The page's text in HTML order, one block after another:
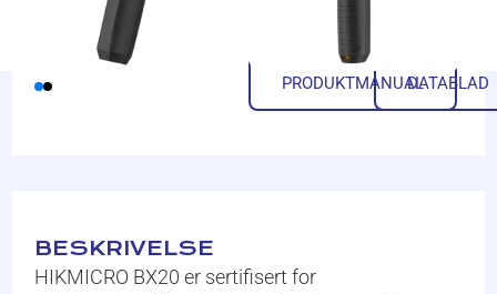
PRODUKTMANUALDATABLAD
BESKRIVELSE
HIKMICRO BX20 er sertifisert for